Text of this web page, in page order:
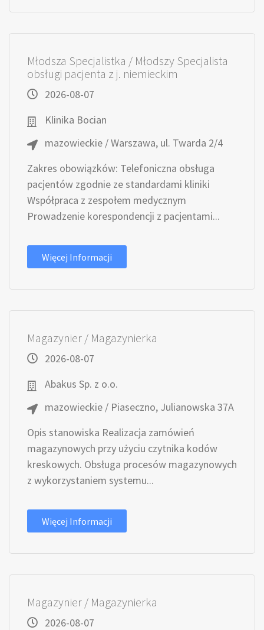
Młodsza Specjalistka / Młodszy Specjalista
obsługi pacjenta z j. niemieckim
2026-08-07
Klinika Bocian
mazowieckie / Warszawa, ul. Twarda 2/4
Zakres obowiązków: Telefoniczna obsługa
pacjentów zgodnie ze standardami kliniki
Współpraca z zespołem medycznym
Prowadzenie korespondencji z pacjentami...
Więcej Informacji
Magazynier / Magazynierka
2026-08-07
Abakus Sp. z o.o.
mazowieckie / Piaseczno, Julianowska 37A
Opis stanowiska Realizacja zamówień
magazynowych przy użyciu czytnika kodów
kreskowych. Obsługa procesów magazynowych
z wykorzystaniem systemu...
Więcej Informacji
Magazynier / Magazynierka
2026-08-07